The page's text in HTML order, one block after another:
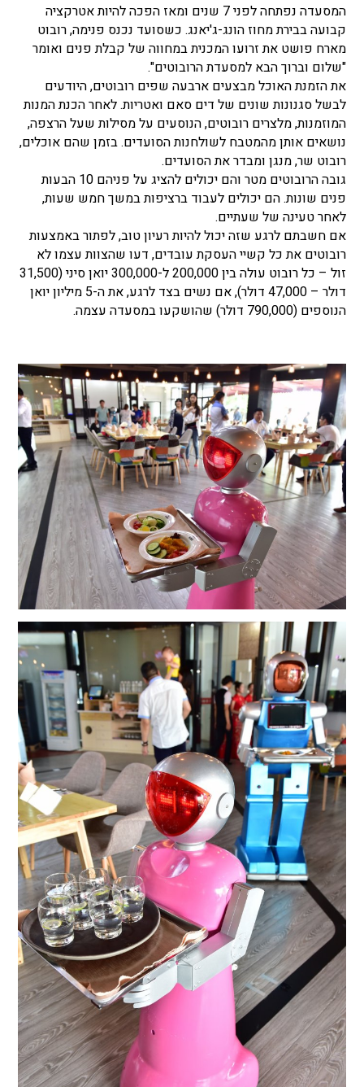
המסעדה נפתחה לפני 7 שנים ומאז הפכה להיות אטרקציה
קבועה בבירת מחוז הונג-ג'יאנג. כשסועד נכנס פנימה, רובוט
מארח פושט את זרועו המכנית במחווה של קבלת פנים ואומר
"שלום וברוך הבא למסעדת הרובוטים".
את הזמנת האוכל מבצעים ארבעה שפים רובוטים, היודעים
לבשל סגנונות שונים של דים סאם ואטריות. לאחר הכנת המנות
המוזמנות, מלצרים רובוטים, הנוסעים על מסילות שעל הרצפה,
נושאים אותן מהמטבח לשולחנות הסועדים. בזמן שהם אוכלים,
רובוט שר, מנגן ומבדר את הסועדים.
גובה הרובוטים מטר והם יכולים להציג על פניהם 10 הבעות
פנים שונות. הם יכולים לעבוד ברציפות במשך חמש שעות,
לאחר טעינה של שעתיים.
אם חשבתם לרגע שזה יכול להיות רעיון טוב, לפתור באמצעות
רובוטים את כל קשיי העסקת עובדים, דעו שהצוות עצמו לא
זול – כל רובוט עולה בין 200,000 ל-300,000 יואן סיני (31,500
דולר – 47,000 דולר), אם נשים בצד לרגע, את ה-5 מיליון יואן
הנוספים (790,000 דולר) שהושקעו במסעדה עצמה.